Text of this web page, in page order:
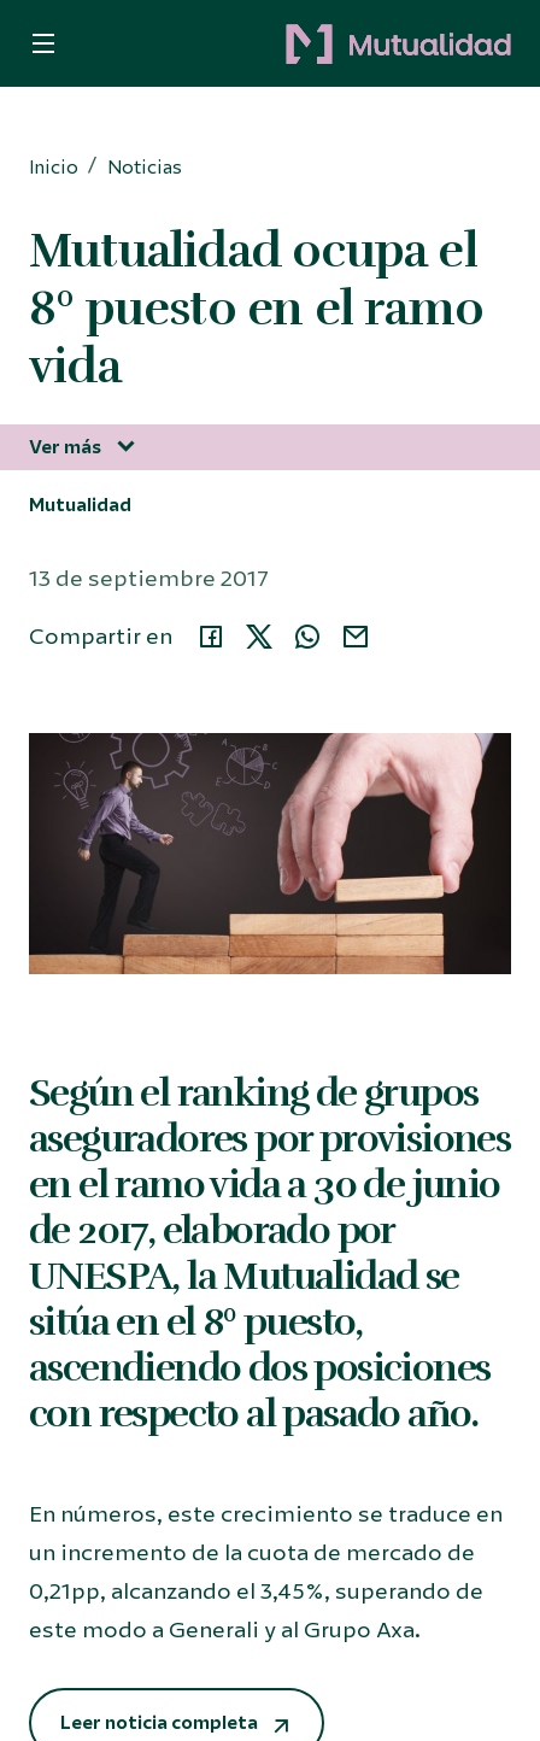
Para Autónomos
Área privada
914 35 24 86
Español
Inicio
Noticias
Mutualidad ocupa el
8º puesto en el ramo
vida
Ver más
Mutualidad
13 de septiembre 2017
Compartir en
Según el ranking de grupos
aseguradores por provisiones
en el ramo vida a 30 de junio
de 2017, elaborado por
UNESPA, la Mutualidad se
sitúa en el 8º puesto,
ascendiendo dos posiciones
con respecto al pasado año.
En números, este crecimiento se traduce en
un incremento de la cuota de mercado de
0,21pp, alcanzando el 3,45%, superando de
este modo a Generali y al Grupo Axa.
Leer noticia completa